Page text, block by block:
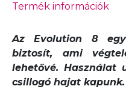
Termék információk
Az Evolution 8
biztosít, ami
lehetővé. Használat
csillogó hajat kapunk.